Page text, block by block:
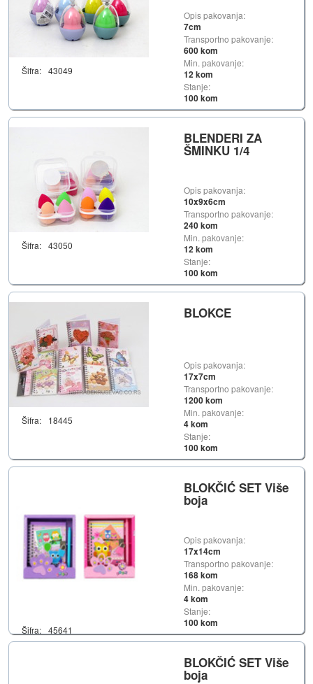
Šifra: 43049
Opis pakovanja:
7cm
Transportno pakovanje:
600 kom
Min. pakovanje:
12 kom
Stanje:
100 kom
Šifra: 43050
BLENDERI ZA
ŠMINKU 1/4
Opis pakovanja:
10x9x6cm
Transportno pakovanje:
240 kom
Min. pakovanje:
12 kom
Stanje:
100 kom
Šifra: 18445
BLOKCE
Opis pakovanja:
17x7cm
Transportno pakovanje:
1200 kom
Min. pakovanje:
4 kom
Stanje:
100 kom
Šifra: 45641
BLOKČIĆ SET Više
boja
Opis pakovanja:
17x14cm
Transportno pakovanje:
168 kom
Min. pakovanje:
4 kom
Stanje:
100 kom
BLOKČIĆ SET Više
boja